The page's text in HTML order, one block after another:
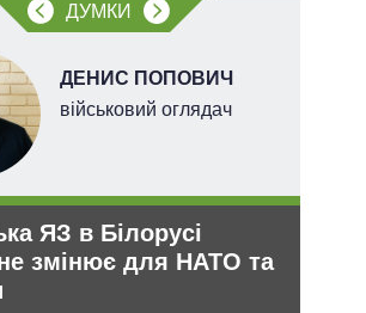
ДУМКИ
ДЕНИС ПОПОВИЧ
військовий оглядач
ЯЗ в Білорусі
не змінює для НАТО та